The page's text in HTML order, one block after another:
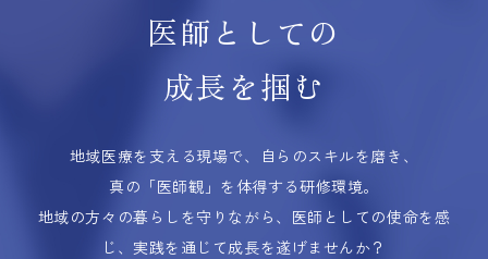
医師としての
成長を掴む
地域医療を支える現場で、自らのスキルを磨き、
真の「医師観」を体得する研修環境。
地域の方々の暮らしを守りながら、医師としての使命を感
じ、実践を通じて成長を遂げませんか？